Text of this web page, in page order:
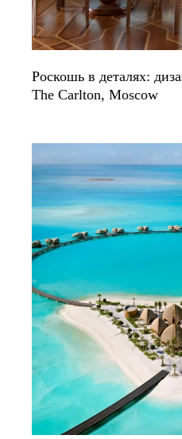
Роскошь в деталях:
The Carlton, Moscow